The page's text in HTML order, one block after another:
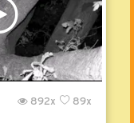
89x
892x